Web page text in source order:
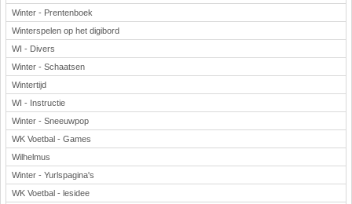
Winter - Prentenboek
Winterspelen op het digibord
WI - Divers
Winter - Schaatsen
Wintertijd
WI - Instructie
Winter - Sneeuwpop
WK Voetbal - Games
Wilhelmus
Winter - Yurlspagina's
WK Voetbal - lesidee